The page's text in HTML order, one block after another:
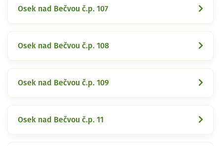
Osek nad Bečvou č.p. 107
Osek nad Bečvou č.p. 108
Osek nad Bečvou č.p. 109
Osek nad Bečvou č.p. 11